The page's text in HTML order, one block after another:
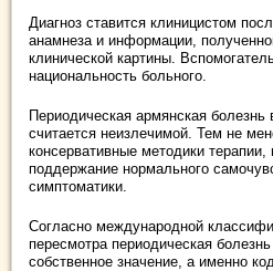
Диагноз ставится клиницистом
анамнеза и информации,
клинической картины.
национальность больного.
Периодическая армянская
считается неизлечимой. Тем не
консервативные методики
поддержание нормального
симптоматики.
Согласно международной
пересмотра периодическая
собственное значение, а именно